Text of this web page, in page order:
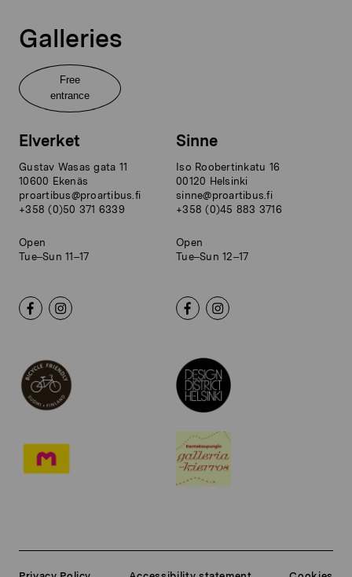
Galleries
Free
entrance
Elverket
Gustav Wasas gata 11
10600 Ekenäs
proartibus@proartibus.fi
+358 (0)50 371 6339
Open
Tue–Sun 11–17
Sinne
Iso Roobertinkatu 16
00120 Helsinki
sinne@proartibus.fi
+358 (0)45 883 3716
Open
Tue–Sun 12–17